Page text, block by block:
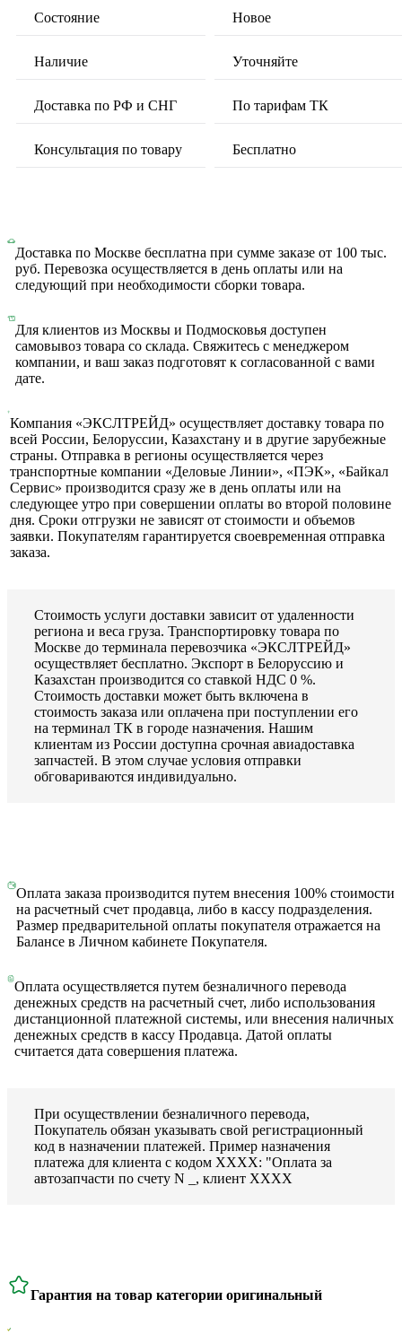
Состояние Новое
Наличие Уточняйте
Доставка по РФ и СНГ По тарифам ТК
Консультация по товару Бесплатно
Доставка по Москве бесплатна при сумме заказе от 100 тыс.
руб. Перевозка осуществляется в день оплаты или на
следующий при необходимости сборки товара.
Для клиентов из Москвы и Подмосковья доступен
самовывоз товара со склада. Свяжитесь с менеджером
компании, и ваш заказ подготовят к согласованной с вами
дате.
Компания «ЭКСЛТРЕЙД» осуществляет доставку товара по
всей России, Белоруссии, Казахстану и в другие зарубежные
страны. Отправка в регионы осуществляется через
транспортные компании «Деловые Линии», «ПЭК», «Байкал
Сервис» производится сразу же в день оплаты или на
следующее утро при совершении оплаты во второй половине
дня. Сроки отгрузки не зависят от стоимости и объемов
заявки. Покупателям гарантируется своевременная отправка
заказа.
Стоимость услуги доставки зависит от удаленности
региона и веса груза. Транспортировку товара по
Москве до терминала перевозчика «ЭКСЛТРЕЙД»
осуществляет бесплатно. Экспорт в Белоруссию и
Казахстан производится со ставкой НДС 0 %.
Стоимость доставки может быть включена в
стоимость заказа или оплачена при поступлении его
на терминал ТК в городе назначения. Нашим
клиентам из России доступна срочная авиадоставка
запчастей. В этом случае условия отправки
обговариваются индивидуально.
Оплата заказа производится путем внесения 100% стоимости
на расчетный счет продавца, либо в кассу подразделения.
Размер предварительной оплаты покупателя отражается на
Балансе в Личном кабинете Покупателя.
Оплата осуществляется путем безналичного перевода
денежных средств на расчетный счет, либо использования
дистанционной платежной системы, или внесения наличных
денежных средств в кассу Продавца. Датой оплаты
считается дата совершения платежа.
При осуществлении безналичного перевода,
Покупатель обязан указывать свой регистрационный
код в назначении платежей. Пример назначения
платежа для клиента с кодом ХХХХ: "Оплата за
автозапчасти по счету N _, клиент ХХХХ
Гарантия на товар категории оригинальный